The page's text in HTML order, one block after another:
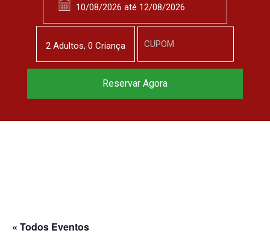
« Todos Eventos
2 Adultos, 0 Criança
Reservar Agora